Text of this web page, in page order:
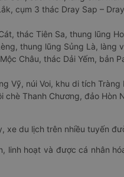
cụm 3 thác Dray Sap –
thác Tiên Sa, thung lũng
thung lũng Sủng Là, làng
Châu, thác Dải Yếm, bản
Vỹ, núi Voi, khu di tích Tràng
chè Thanh Chương, đảo
xe du lịch trên nhiều tuyến
hoạt và được cá nhân